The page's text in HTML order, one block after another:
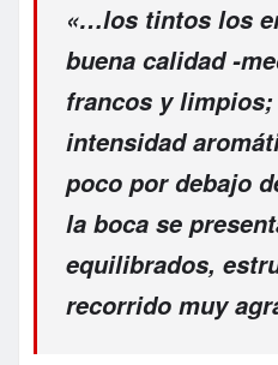
«…los tintos los
buena calidad -
francos y
intensidad
poco por debajo
la boca se
equilibrados,
recorrido muy